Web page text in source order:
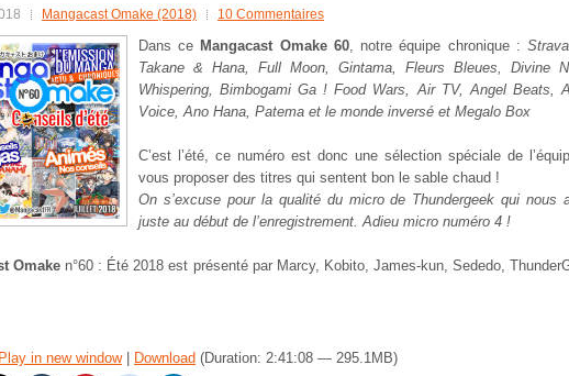
Mangacast Omake (2018) 10 Commentaires
Dans ce Mangacast Omake 60, notre équipe chronique :
Takane & Hana, Full Moon, Gintama, Fleurs Bleues, Divine
Whispering, Bimbogami Ga ! Food Wars, Air TV, Angel Beats,
Voice, Ano Hana, Patema et le monde inversé et Megalo Box
C’est l’été, ce numéro est donc une sélection spéciale de
vous proposer des titres qui sentent bon le sable chaud !
On s’excuse pour la qualité du micro de Thundergeek qui nous
juste au début de l’enregistrement. Adieu micro numéro 4 !
Omake n°60 : Été 2018 est présenté par Marcy, Kobito, James-kun, Sededo,
Play in new window| Download (Duration: 2:41:08 — 295.1MB)